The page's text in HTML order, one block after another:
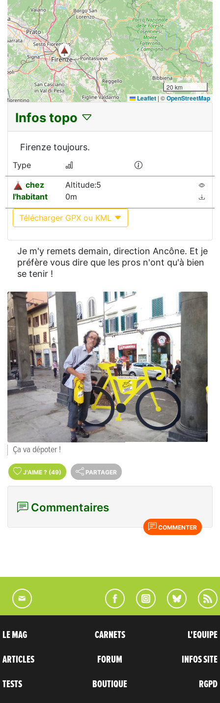
20 km
Leaflet | ©OpenStreetMap
Infos topo
Firenze toujours.
Type
chez
l'habitant
Altitude:5
0m
Télécharger GPX ou KML
Je m'y remets demain, direction Ancône. Et je
préfère vous dire que les pros n'ont qu'à bien
se tenir !
Ça va dépoter !
J'AIME ? (49) PARTAGER
Commentaires
COMMENTER
LE MAG
ARTICLES
TESTS
CARNETS
FORUM
BOUTIQUE
L'EQUIPE
INFOS SITE
RGPD